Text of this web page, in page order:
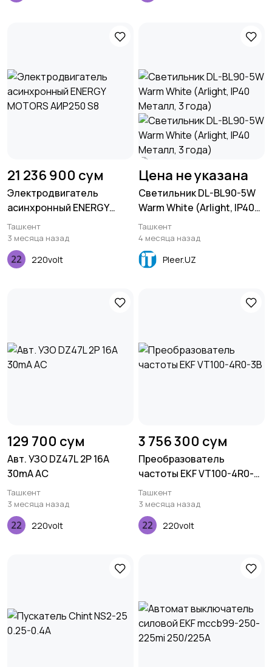
21 236 900 сум
Электродвигатель
асинхронный ENERGY
MOTORS АИР250 S8
Ташкент
3 месяца назад
220volt
Цена не указана
Светильник DL-BL90-5W
Warm White (Arlight, IP40
Металл, 3 года)
Ташкент
4 месяца назад
Pleer.UZ
129 700 сум
Авт. УЗО DZ47L 2P 16A
30mA AC
Ташкент
3 месяца назад
220volt
3 756 300 сум
Преобразователь
частоты EKF VT100-4R0-
3B
Ташкент
3 месяца назад
220volt